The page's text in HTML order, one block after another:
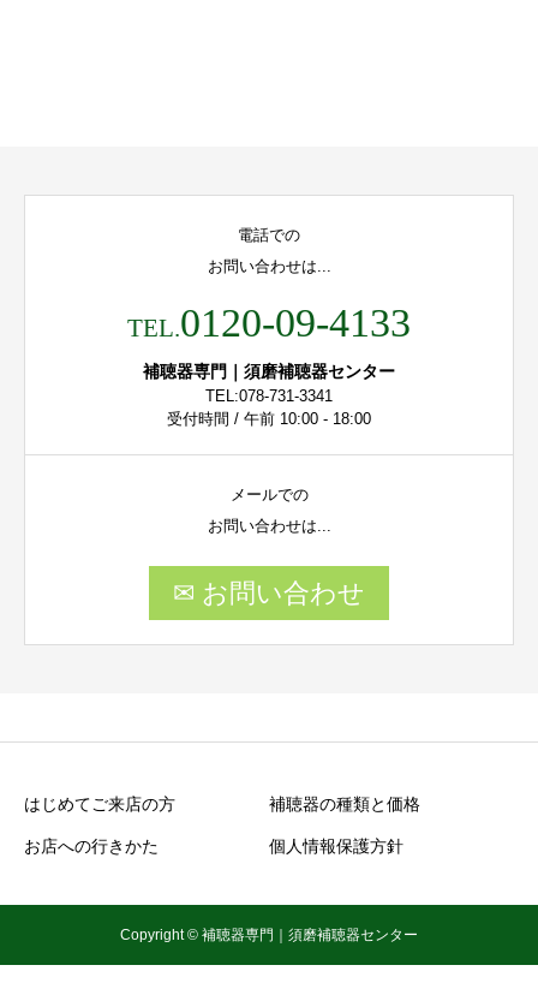
電話での
お問い合わせは...
TEL.0120-09-4133
補聴器専門｜須磨補聴器センター
TEL:078-731-3341
受付時間 / 午前 10:00 - 18:00
メールでの
お問い合わせは...
✉ お問い合わせ
はじめてご来店の方 補聴器の種類と価格
お店への行きかた 個人情報保護方針
Copyright © 補聴器専門｜須磨補聴器センター